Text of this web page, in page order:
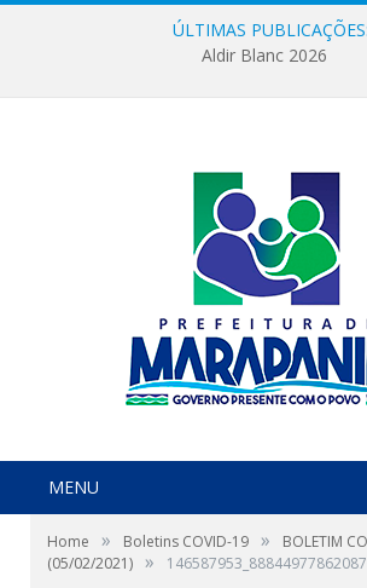
ÚLTIMAS PUBLICAÇÕES:
Aldir Blanc 2026
MENU
Home » Boletins COVID-19 »
BOLETIM
(05/02/2021) »